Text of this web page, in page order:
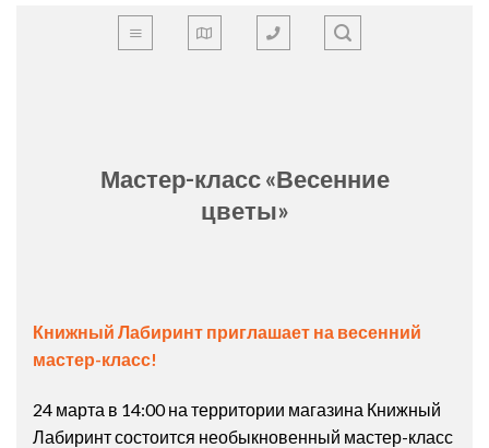
Мастер-класс «Весенние
цветы»
Книжный Лабиринт приглашает на весенний
мастер-класс!
24 марта в 14:00 на территории магазина Книжный
Лабиринт состоится необыкновенный мастер-класс